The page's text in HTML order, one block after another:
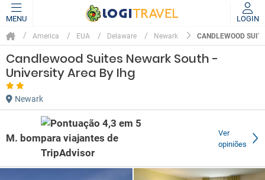
MENU LOGIN
America EUA Delaware Newark CANDLEWOOD
Candlewood Suites Newark South -
University Area By Ihg
Newark
M. bom
Ver
opiniões